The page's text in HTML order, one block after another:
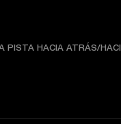
PISTA HACIA ATRÁS/